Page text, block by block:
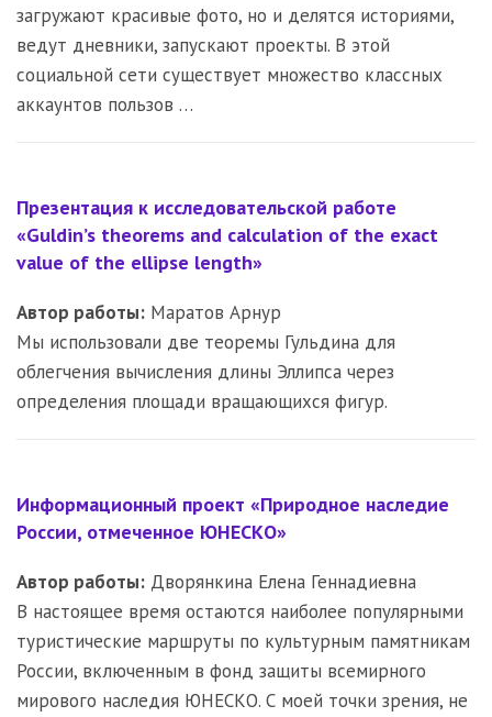
загружают красивые фото, но и делятся историями,
ведут дневники, запускают проекты. В этой
социальной сети существует множество классных
аккаунтов пользов …
Презентация к исследовательской работе
«Guldin’s theorems and calculation of the exact
value of the ellipse length»
Автор работы: Маратов Арнур
Мы использовали две теоремы Гульдина для
облегчения вычисления длины Эллипса через
определения площади вращающихся фигур.
Информационный проект «Природное наследие
России, отмеченное ЮНЕСКО»
Автор работы: Дворянкина Елена Геннадиевна
В настоящее время остаются наиболее популярными
туристические маршруты по культурным памятникам
России, включенным в фонд защиты всемирного
мирового наследия ЮНЕСКО. С моей точки зрения, не